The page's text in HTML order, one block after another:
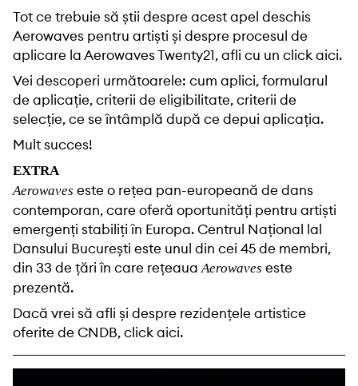
Tot ce trebuie să știi despre acest apel deschis
Aerowaves pentru artiști și despre procesul de
aplicare la Aerowaves Twenty21, afli cu un clickaici.
Vei descoperi următoarele: cum aplici, formularul
de aplicație, criterii de eligibilitate, criterii de
selecție, ce se întâmplă după ce depui aplicația.
Mult succes!
EXTRA
Aerowaves este o rețea pan-europeană de dans
contemporan, care oferă oportunități pentru artiști
emergenți stabiliți în Europa. Centrul Național lal
Dansului București este unul din cei 45 de membri,
din 33 de țări în care rețeauaAerowaves este
prezentă.
Dacă vrei să afli și despre rezidențele artistice
oferite de CNDB, clickaici.